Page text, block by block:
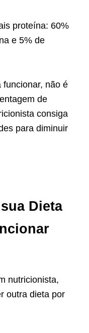
proteína: 60%
e 5% de
funcionar, não é
de
consiga
para diminuir
Dieta
nutricionista,
outra dieta por